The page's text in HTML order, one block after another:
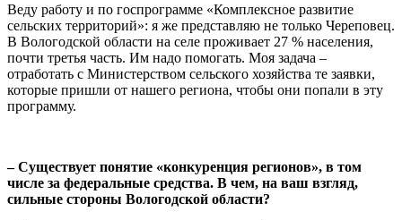
Веду работу и по госпрограмме «Комплексное развитие
сельских территорий»: я же представляю не только Череповец.
В Вологодской области на селе проживает 27 % населения,
почти третья часть. Им надо помогать. Моя задача –
отработать с Министерством сельского хозяйства те заявки,
которые пришли от нашего региона, чтобы они попали в эту
программу.
– Существует понятие «конкуренция регионов», в том
числе за федеральные средства. В чем, на ваш взгляд,
сильные стороны Вологодской области?